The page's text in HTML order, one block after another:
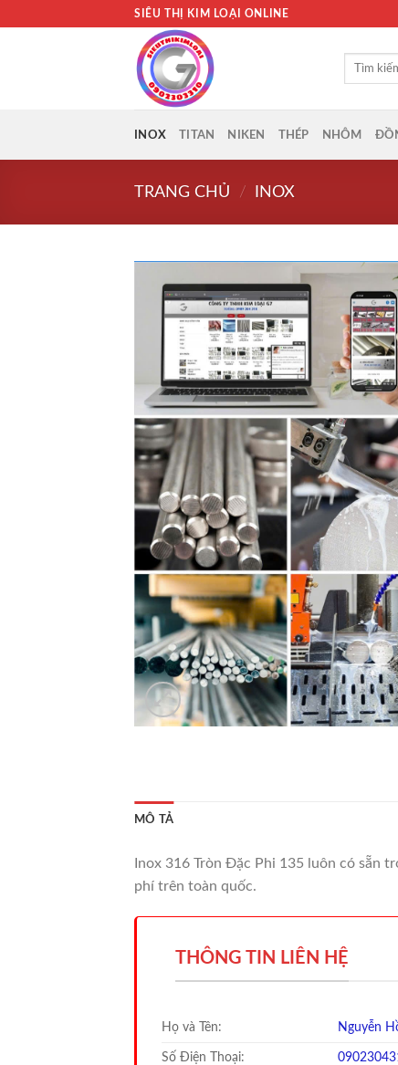
SIÊU THỊ KIM LOẠI ONLINE
Tìm
INOX TITAN NIKEN THÉP NHÔM
TRANG CHỦ / INOX
MÔ TẢ
Inox 316 Tròn Đặc Phi 135 luôn có sẵn
phí trên toàn quốc.
THÔNG TIN LIÊN HỆ
Họ và Tên: Nguyễn
Số Điện Thoại: